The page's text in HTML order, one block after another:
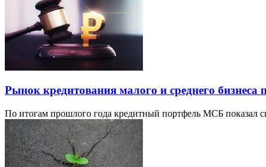
Рынок кредитования малого и среднего
По итогам прошлого года кредитный портфель МСБ показал